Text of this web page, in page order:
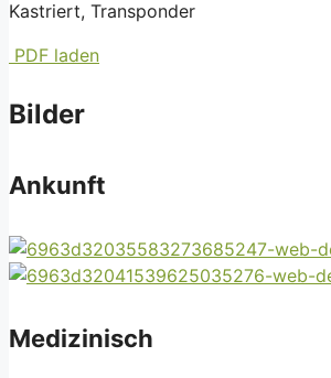
Kastriert, Transponder
PDF laden
Bilder
Ankunft
Medizinisch